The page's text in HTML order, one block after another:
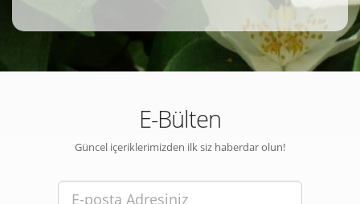
E-Bülten
Güncel içeriklerimizden ilk siz haberdar olun!